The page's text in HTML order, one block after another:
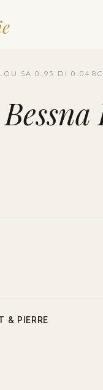
SA 0.95 DI
& PIERRE